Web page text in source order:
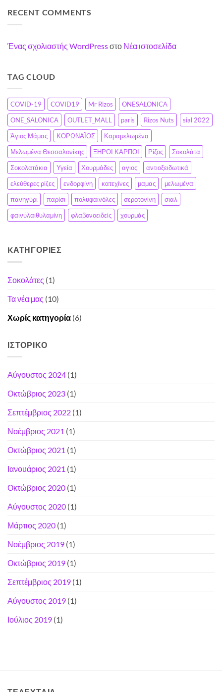
RECENT COMMENTS
Ένας σχολιαστής WordPressστο Νέα ιστοσελίδα
TAG CLOUD
COVID-19 COVID19 Mr Rizos
ONESALONICA
ONE_SALONICA
OUTLET_MALL paris Rizos Nuts
sial 2022
Άγιος Μάμας
ΚΟΡΩΝΑΪΟΣ
Καραμελωμένα
Μελωμένα Θεσσαλονίκης
ΞΗΡΟΙ ΚΑΡΠΟΙ Ρίζος
Σοκολάτα
Σοκολατάκια
Υγεία Χουρμάδες αγιος
αντιοξειδωτικά
ελεύθερες ρίζες
ενδορφίνη κατεχίνες μαμας
μελωμένα
πανηγύρι
παρίσι πολυφαινόλες σεροτονίνη
σιαλ
φαινύλαιθυλαμίνη
φλαβονοειδείς χουρμάς
KΑΤΗΓΟΡΊΕΣ
Σοκολάτες (1)
Τα νέα μας (10)
Χωρίς κατηγορία (6)
ΙΣΤΟΡΙΚΌ
Αύγουστος 2024 (1)
Οκτώβριος 2023 (1)
Σεπτέμβριος 2022 (1)
Νοέμβριος 2021 (1)
Οκτώβριος 2021 (1)
Ιανουάριος 2021 (1)
Οκτώβριος 2020 (1)
Αύγουστος 2020 (1)
Μάρτιος 2020 (1)
Νοέμβριος 2019 (1)
Οκτώβριος 2019 (1)
Σεπτέμβριος 2019 (1)
Αύγουστος 2019 (1)
Ιούλιος 2019 (1)